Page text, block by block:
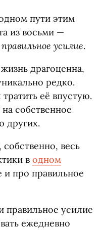
пути этим
из восьми —
правильное усилие.
драгоценна,
редко.
её впустую.
собственное
других.
весь
в одном
и про правильное
правильное усилие
ежедневно